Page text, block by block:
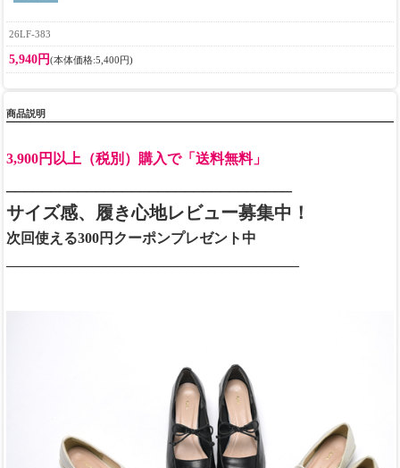
26LF-383
5,940円(本体価格:5,400円)
商品説明
3,900円以上（税別）購入で「送料無料」
サイズ感、履き心地レビュー募集中！
次回使える300円クーポンプレゼント中